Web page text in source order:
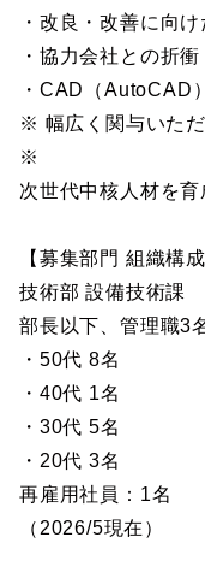
・改良・改善に向
・協力会社との折
・CAD（AutoCAD
※ 幅広く関与いた
※
次世代中核人材を
【募集部門 組織構成
技術部 設備技術課
部長以下、管理職3
・50代 8名
・40代 1名
・30代 5名
・20代 3名
再雇用社員：1名
（2026/5現在）